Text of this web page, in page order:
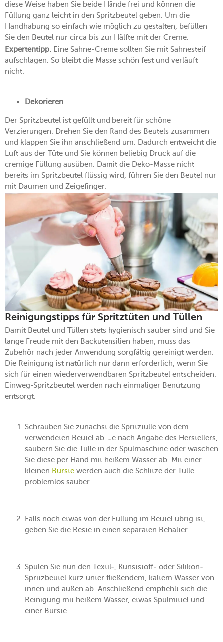
diese Weise haben Sie beide Hände frei und können die
Füllung ganz leicht in den Spritzbeutel geben. Um die
Handhabung so einfach wie möglich zu gestalten, befüllen
Sie den Beutel nur circa bis zur Hälfte mit der Creme.
Expertentipp: Eine Sahne-Creme sollten Sie mit Sahnesteif
aufschlagen. So bleibt die Masse schön fest und verläuft
nicht.
Dekorieren
Der Spritzbeutel ist gefüllt und bereit für schöne
Verzierungen. Drehen Sie den Rand des Beutels zusammen
und klappen Sie ihn anschließend um. Dadurch entweicht die
Luft aus der Tüte und Sie können beliebig Druck auf die
cremige Füllung ausüben. Damit die Deko-Masse nicht
bereits im Spritzbeutel flüssig wird, führen Sie den Beutel nur
mit Daumen und Zeigefinger.
Reinigungstipps für Spritztüten und Tüllen
Damit Beutel und Tüllen stets hygienisch sauber sind und Sie
lange Freude mit den Backutensilien haben, muss das
Zubehör nach jeder Anwendung sorgfältig gereinigt werden.
Die Reinigung ist natürlich nur dann erforderlich, wenn Sie
sich für einen wiederverwendbaren Spritzbeutel entscheiden.
Einweg-Spritzbeutel werden nach einmaliger Benutzung
entsorgt.
Schrauben Sie zunächst die Spritztülle von dem
verwendeten Beutel ab. Je nach Angabe des Herstellers,
säubern Sie die Tülle in der Spülmaschine oder waschen
Sie diese per Hand mit heißem Wasser ab. Mit einer
kleinen Bürste werden auch die Schlitze der Tülle
problemlos sauber.
Falls noch etwas von der Füllung im Beutel übrig ist,
geben Sie die Reste in einen separaten Behälter.
Spülen Sie nun den Textil-, Kunststoff- oder Silikon-
Spritzbeutel kurz unter fließendem, kaltem Wasser von
innen und außen ab. Anschließend empfiehlt sich die
Reinigung mit heißem Wasser, etwas Spülmittel und
einer Bürste.